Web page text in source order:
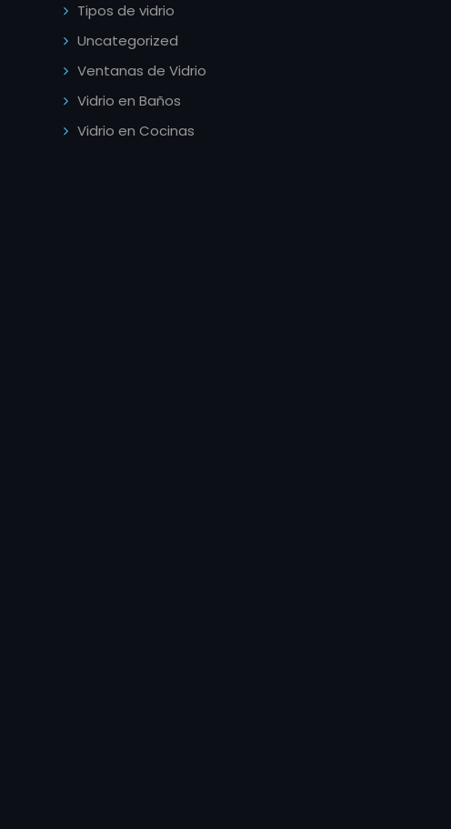
Tipos de vidrio
Uncategorized
Ventanas de Vidrio
Vidrio en Baños
Vidrio en Cocinas